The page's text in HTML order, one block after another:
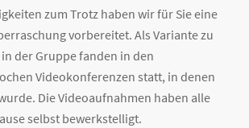
zum Trotz haben wir für Sie eine
vorbereitet. Als Variante zu
der Gruppe fanden in den
Videokonferenzen statt, in denen
Die Videoaufnahmen haben alle
selbst bewerkstelligt.